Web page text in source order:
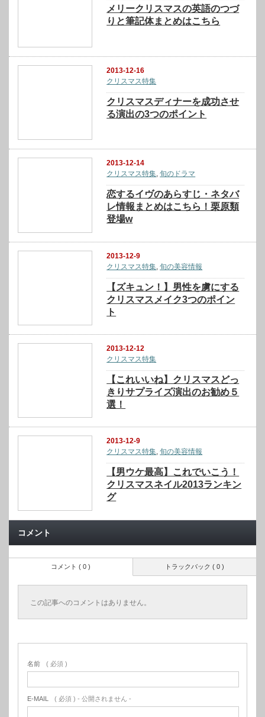
メリークリスマスの英語のつづ
りと筆記体まとめはこちら
2013-12-16
クリスマス特集
クリスマスディナーを成功させ
る演出の3つのポイント
2013-12-14
クリスマス特集,旬のドラマ
恋するイヴのあらすじ・ネタバ
レ情報まとめはこちら！栗原類
登場w
2013-12-9
クリスマス特集 ,旬の美容情報
【ズキュン！】男性を虜にする
クリスマスメイク3つのポイン
ト
2013-12-12
クリスマス特集
【これいいね】クリスマスどっ
きりサプライズ演出のお勧め５
選！
2013-12-9
クリスマス特集,旬の美容情報
【男ウケ最高】これでいこう！
クリスマスネイル2013ランキン
グ
コメント
トラックバック ( 0 )
コメント ( 0 )
この記事へのコメントはありません。
名前 ( 必須 )
E-MAIL ( 必須 ) - 公開されません -